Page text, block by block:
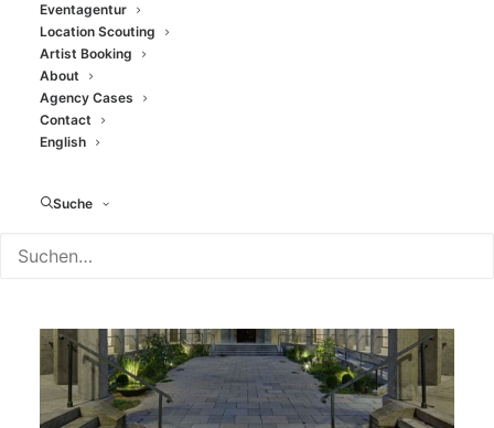
Eventagentur
Location Scouting
Artist Booking
About
Agency Cases
Contact
English
Suche